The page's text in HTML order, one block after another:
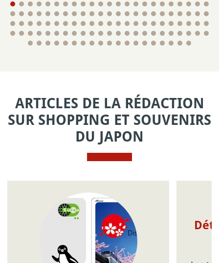
ARTICLES DE LA RÉDACTION
SUR SHOPPING ET SOUVENIRS
DU JAPON